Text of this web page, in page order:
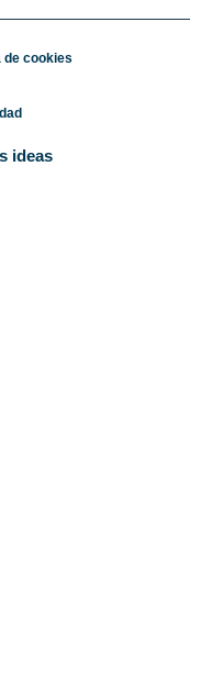
de cookies
ideas